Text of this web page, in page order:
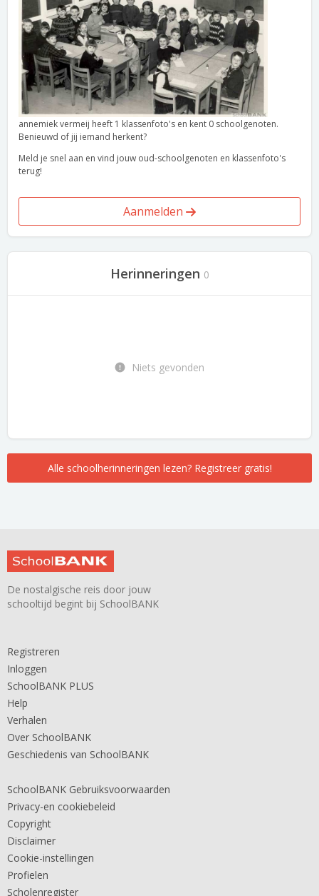
annemiek vermeij heeft 1 klassenfoto's en kent 0 schoolgenoten.
Benieuwd of jij iemand herkent?
Meld je snel aan en vind jouw oud-schoolgenoten en klassenfoto's
terug!
Aanmelden
Herinneringen 0
Niets gevonden
Alle schoolherinneringen lezen? Registreer gratis!
De nostalgische reis door jouw
schooltijd begint bij SchoolBANK
Registreren
Inloggen
SchoolBANK PLUS
Help
Verhalen
Over SchoolBANK
Geschiedenis van SchoolBANK
SchoolBANK Gebruiksvoorwaarden
Privacy-en cookiebeleid
Copyright
Disclaimer
Cookie-instellingen
Profielen
Scholenregister